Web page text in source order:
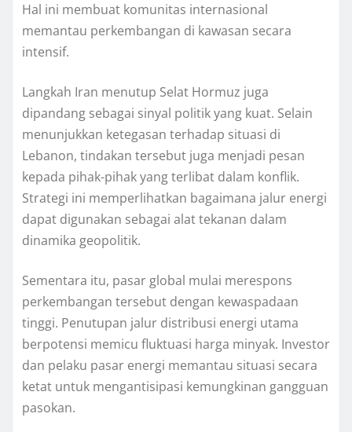
Hal ini membuat komunitas internasional
memantau perkembangan di kawasan secara
intensif.
Langkah Iran menutup Selat Hormuz juga
dipandang sebagai sinyal politik yang kuat. Selain
menunjukkan ketegasan terhadap situasi di
Lebanon, tindakan tersebut juga menjadi pesan
kepada pihak-pihak yang terlibat dalam konflik.
Strategi ini memperlihatkan bagaimana jalur energi
dapat digunakan sebagai alat tekanan dalam
dinamika geopolitik.
Sementara itu, pasar global mulai merespons
perkembangan tersebut dengan kewaspadaan
tinggi. Penutupan jalur distribusi energi utama
berpotensi memicu fluktuasi harga minyak. Investor
dan pelaku pasar energi memantau situasi secara
ketat untuk mengantisipasi kemungkinan gangguan
pasokan.